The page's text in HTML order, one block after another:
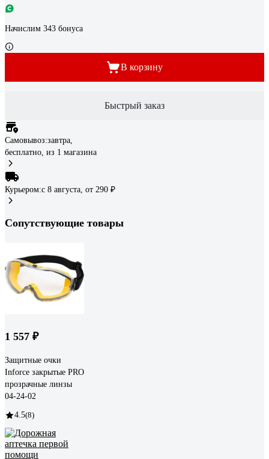
Начислим 343 бонуса
В корзину
Быстрый заказ
Самовывоз:завтра,
бесплатно, из 1 магазина
Курьером:c 8 августа, от 290 ₽
Сопутствующие товары
1 557 ₽
Защитные очки
Inforce закрытые PRO
прозрачные линзы
04-24-02
4.5(8)